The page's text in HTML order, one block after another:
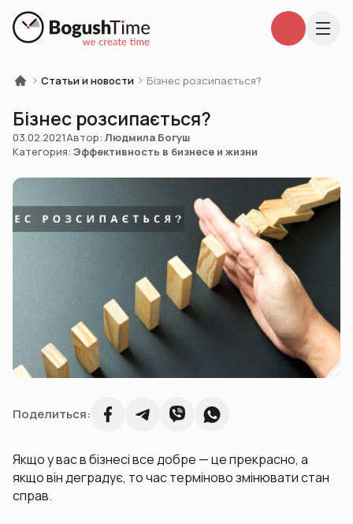
Статьи и новости Бізнес розсипається?
Бізнес розсипається?
03.02.2021Автор: Людмила Богуш
Категория: Эффективность в бизнесе и жизни
Поделиться:
Якщо у вас в бізнесі все добре — це прекрасно, а
якщо він деградує, то час терміново змінювати стан
справ.